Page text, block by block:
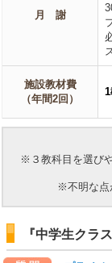
月 謝
施設教材費
（年間2回）
※３教科目を選び
※不明な点
『中学生クラ